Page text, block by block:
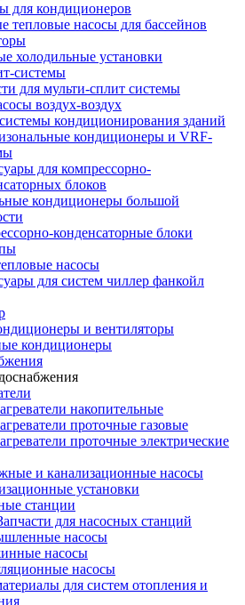
для кондиционеров
тепловые насосы для бассейнов
холодильные установки
системы
для мульти-сплит системы
воздух-воздух
кондиционирования зданий
кондиционеры и VRF-
для компрессорно-
блоков
кондиционеры большой
конденсаторные блоки
насосы
для систем чиллер фанкойл
и вентиляторы
кондиционеры
накопительные
проточные газовые
проточные электрические
и канализационные насосы
установки
станции
для насосных станций
насосы
насосы
насосы
для систем отопления и